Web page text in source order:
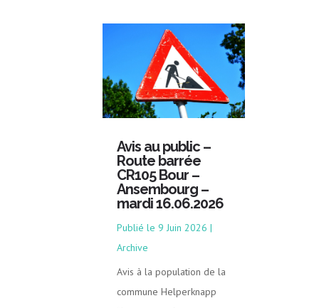
Avis au public –
Route barrée
CR105 Bour –
Ansembourg –
mardi 16.06.2026
9 Juin 2026 |
Archive
Avis à la population de la
commune Helperknapp